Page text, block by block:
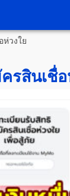
วงใย
รสินเชื่อ